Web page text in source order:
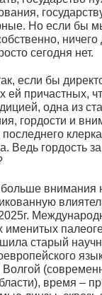
Но если бы
ничего
сегодня нет.
если бы
ей причастных,
одна из
гордости и
Ведь гордость
внимания
старый
время –